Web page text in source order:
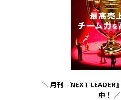
＼ 月刊『NEXT LEADER
中！ ／